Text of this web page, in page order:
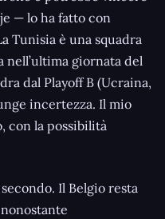
— lo ha fatto con
Tunisia è una squadra
nell’ultima giornata del
dal Playoff B (Ucraina,
incertezza. Il mio
con la possibilità
Il Belgio resta